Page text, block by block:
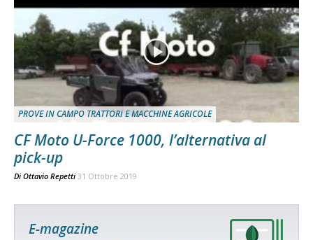
PROVE IN CAMPO TRATTORI E MACCHINE AGRICOLE
CF Moto U-Force 1000, l’alternativa al
pick-up
Di Ottavio Repetti 31 Ottobre 2019
E-magazine